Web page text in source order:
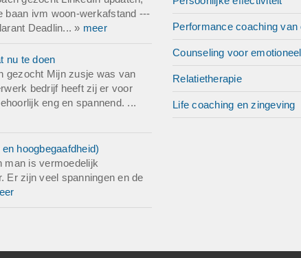
baan ivm woon-werkafstand ---
Deadlin... » meer
nu te doen
gezocht Mijn zusje was van
bedrijf heeft zij er voor
eng en spannend. ...
hoogbegaafdheid)
man is vermoedelijk
Er zijn veel spanningen en de
Performance coaching van
Counseling voor
Relatietherapie
Life coaching en zingeving